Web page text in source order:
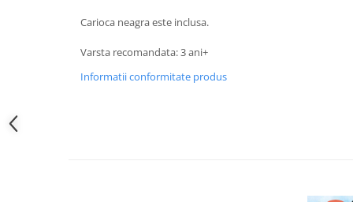
Carioca neagra este inclusa.
Varsta recomandata: 3 ani+
Informatii conformitate produs